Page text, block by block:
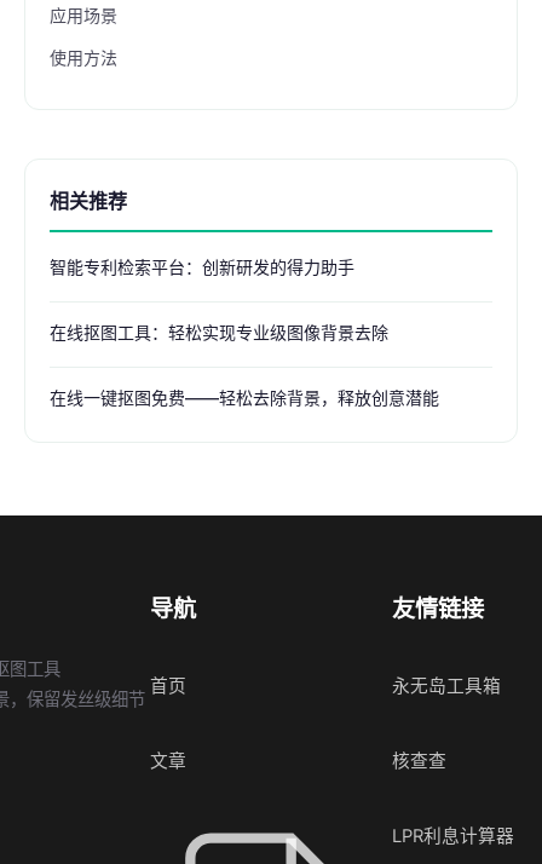
应用场景
使用方法
相关推荐
智能专利检索平台：创新研发的得力助手
在线抠图工具：轻松实现专业级图像背景去除
在线一键抠图免费——轻松去除背景，释放创意潜能
图工具
，保留发丝级细节
导航
首页
文章
友情链接
永无岛工具箱
核查查
LPR利息计算器